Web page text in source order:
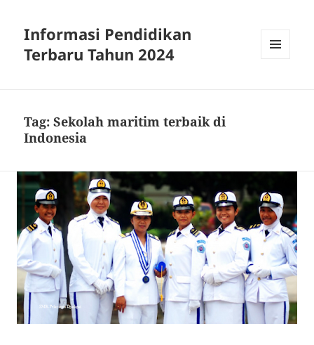
Informasi Pendidikan
Terbaru Tahun 2024
Tag:Sekolah maritim terbaik di
Indonesia